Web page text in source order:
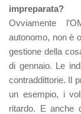
impreparata?
Ovviamente
autonomo, non è
gestione della
di gennaio. Le
contraddittorie. Il
un esempio, i
ritardo. E anche